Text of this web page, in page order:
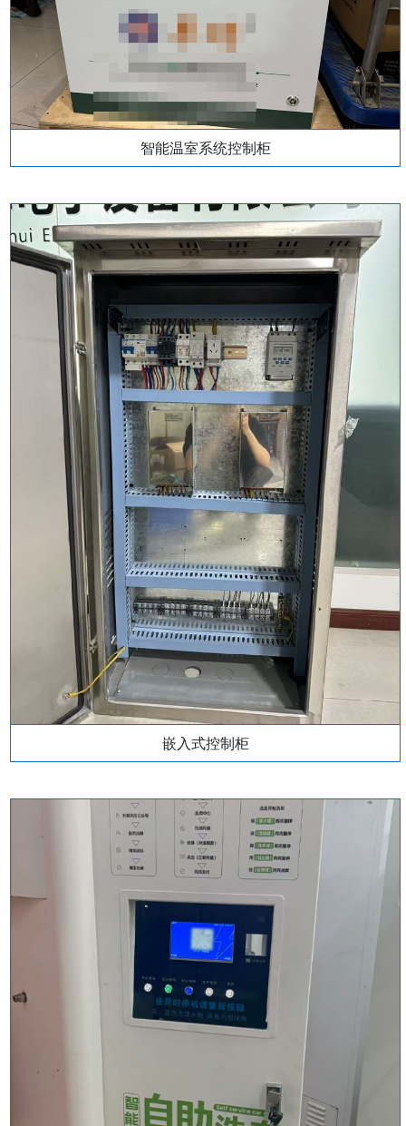
智能温室系统控制柜
嵌入式控制柜